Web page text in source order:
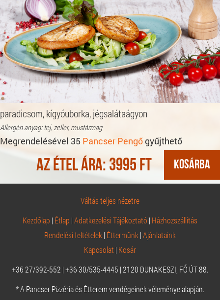
paradicsom, kígyóuborka, jégsalátaágyon
Allergén anyag: tej, zeller, mustármag
Megrendelésével 35 Pancser Pengő gyűjthető
Az étel ára: 3995Ft
Váltás teljes nézetre
Kezdőlap | Étlap |Adatkezelési Tájékoztató | Házhozszállítás
Rendelési feltételek | Éttermünk |Ajánlataink
Kapcsolat | Kosár
+36 27/392-552 | +36 30/535-4445 | 2120 DUNAKESZI, FŐ ÚT 88.
* A Pancser Pizzéria és Étterem vendégeinek véleménye alapján.